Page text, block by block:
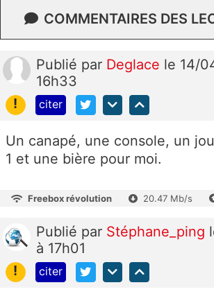
COMMENTAIRES DES
Publié par Deglace le 14/
16h33
!
citer
Un canapé, une console, un
1 et une bière pour moi.
Freebox révolution 20.47 Mb/s
Publié par Stéphane_ping
à 17h01
!
citer